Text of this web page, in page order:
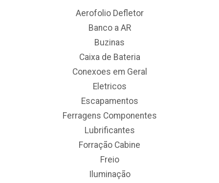
Aerofolio Defletor
Banco a AR
Buzinas
Caixa de Bateria
Conexoes em Geral
Eletricos
Escapamentos
Ferragens Componentes
Lubrificantes
Forração Cabine
Freio
Iluminação